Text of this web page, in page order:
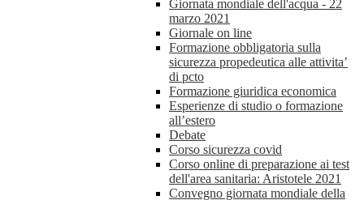
Giornata mondiale dell'acqua - 22
marzo 2021
Giornale on line
Formazione obbligatoria sulla
sicurezza propedeutica alle attivita’
di pcto
Formazione giuridica economica
Esperienze di studio o formazione
all’estero
Debate
Corso sicurezza covid
Corso online di preparazione ai test
dell'area sanitaria: Aristotele 2021
Convegno giornata mondiale della